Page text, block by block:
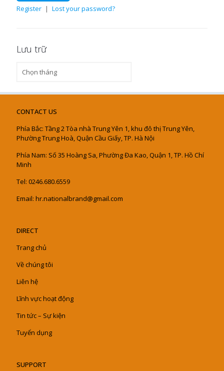
Register | Lost your password?
Lưu trữ
trữ
CONTACT US
Phía Bắc: Tầng 2 Tòa nhà Trung Yên 1, khu đô thị Trung Yên,
Phường Trung Hoà, Quận Cầu Giấy, TP. Hà Nội
Phía Nam: Số 35 Hoàng Sa, Phường Đa Kao, Quận 1, TP. Hồ Chí
Minh
Tel: 0246.680.6559
Email: hr.nationalbrand@gmail.com
DIRECT
Trang chủ
Về chúng tôi
Liên hệ
Lĩnh vực hoạt động
Tin tức – Sự kiện
Tuyển dụng
SUPPORT